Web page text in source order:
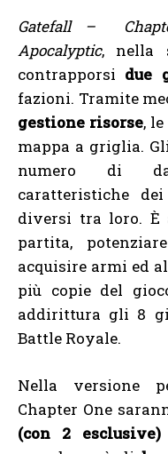
Gatefall –
Apocalyptic, nella
contrapporsi due
fazioni. Tramite
gestione risorse,
mappa a griglia.
numero di
caratteristiche
diversi tra loro. È
partita,
acquisire armi ed
più copie del
addirittura gli 8
Battle Royale.
Nella versione
Chapter One
(con 2 esclusive)